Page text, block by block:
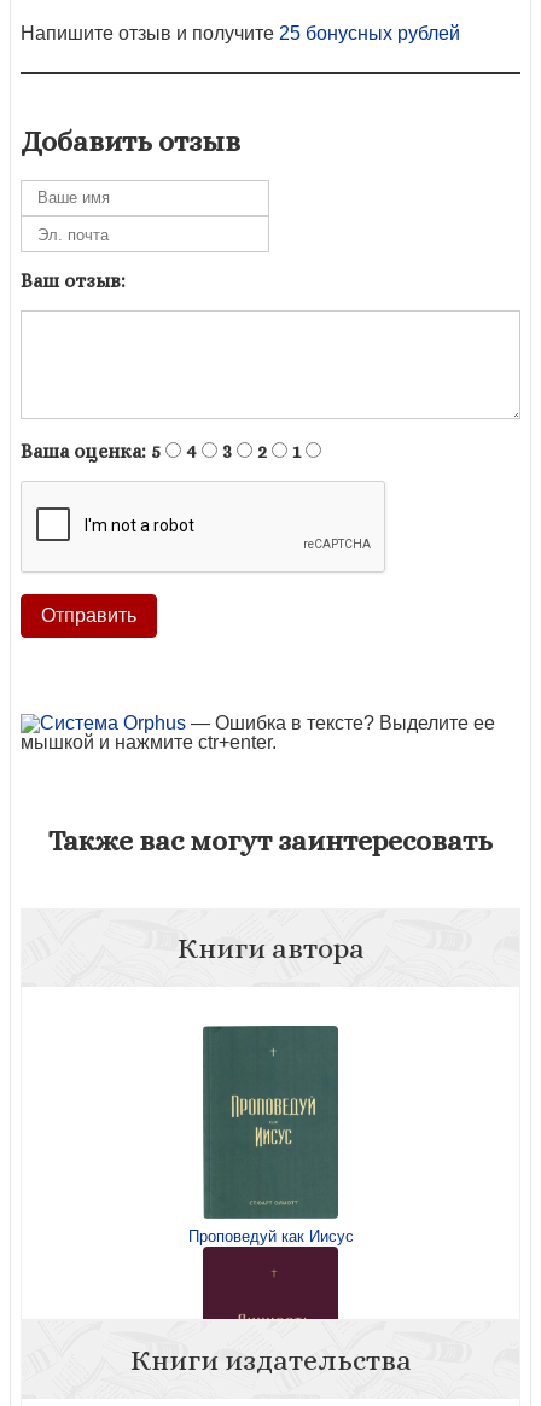
Напишите отзыв и получите 25 бонусных рублей
Добавить отзыв
Ваш отзыв:
Ваша оценка: 5 4 3 2 1
— Ошибка в тексте? Выделите ее
мышкой и нажмите ctr+enter.
Также вас могут заинтересовать
Книги автора
Проповедуй как Иисус
Книги издательства